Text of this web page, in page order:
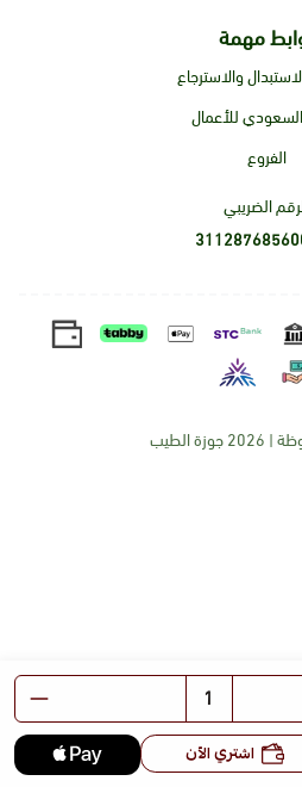
اشتري الآن
مهمة
والاسترجاع
السعودي للأعمال
الفروع
الضريبي
2026 جوزة الطيب